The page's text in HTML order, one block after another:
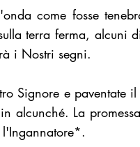
come fosse
terra ferma, alcuni
i Nostri segni.
Signore e
alcunché. La